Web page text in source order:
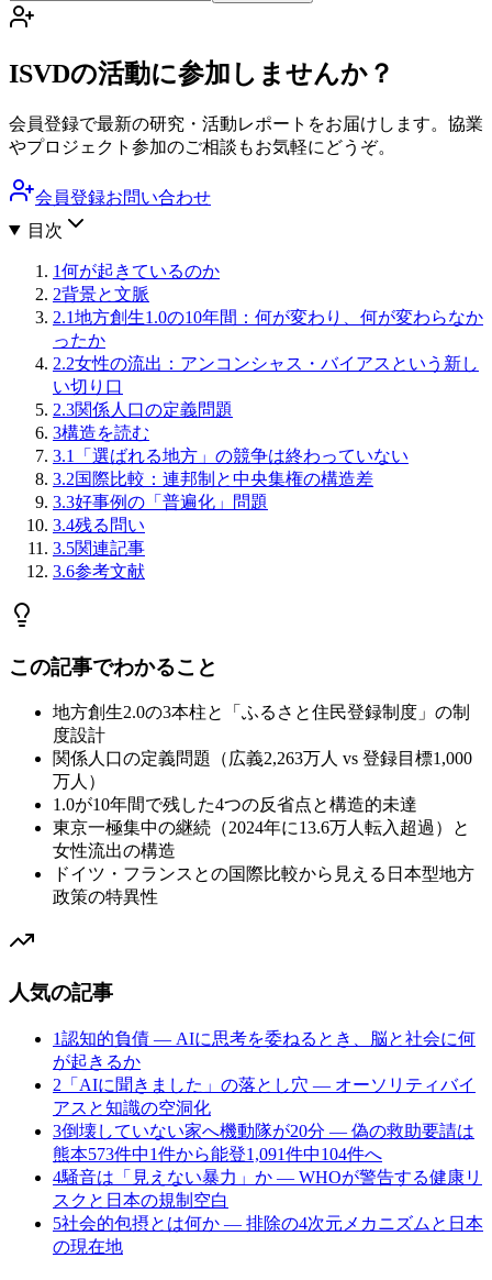
ISVDの活動に参加しませんか？
会員登録で最新の研究・活動レポートをお届けします。協業
やプロジェクト参加のご相談もお気軽にどうぞ。
会員登録お問い合わせ
目次
1何が起きているのか
2背景と文脈
2.1地方創生1.0の10年間：何が変わり、何が変わらなか
ったか
2.2女性の流出：アンコンシャス・バイアスという新し
い切り口
2.3関係人口の定義問題
3構造を読む
3.1
「選ばれる地方」の競争は終わっていない
3.2国際比較：連邦制と中央集権の構造差
3.3好事例の「普遍化」問題
3.4残る問い
3.5関連記事
3.6参考文献
この記事でわかること
地方創生2.0の3本柱と「ふるさと住民登録制度」の制
度設計
関係人口の定義問題（広義2,263万人 vs 登録目標1,000
万人）
1.0が10年間で残した4つの反省点と構造的未達
東京一極集中の継続（2024年に13.6万人転入超過）と
女性流出の構造
ドイツ・フランスとの国際比較から見える日本型地方
政策の特異性
人気の記事
1認知的負債 — AIに思考を委ねるとき、脳と社会に何
が起きるか
2 「AIに聞きました」の落とし穴 — オーソリティバイ
アスと知識の空洞化
3倒壊していない家へ機動隊が20分 — 偽の救助要請は
熊本573件中1件から能登1,091件中104件へ
4騒音は「見えない暴力」か — WHOが警告する健康リ
スクと日本の規制空白
5社会的包摂とは何か — 排除の4次元メカニズムと日本
の現在地